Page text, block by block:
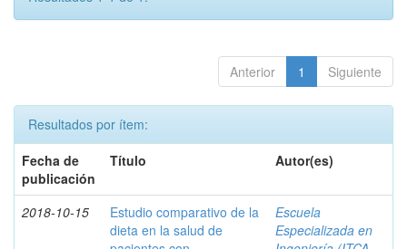
Anterior 1 Siguiente
Resultados por ítem:
Fecha de
publicación
Título Autor(es)
2018-10-15
Estudio comparativo de la
dieta en la salud de
Escuela
Especializada en